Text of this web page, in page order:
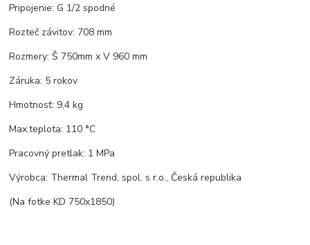
Pripojenie: G 1/2 spodné
Rozteč závitov: 708 mm
Rozmery: Š 750mm x V 960 mm
Záruka: 5 rokov
Hmotnosť: 9,4 kg
Max.teplota: 110 °C
Pracovný pretlak: 1 MPa
Výrobca: Thermal Trend, spol. s r.o., Česká republika
(Na fotke KD 750x1850)